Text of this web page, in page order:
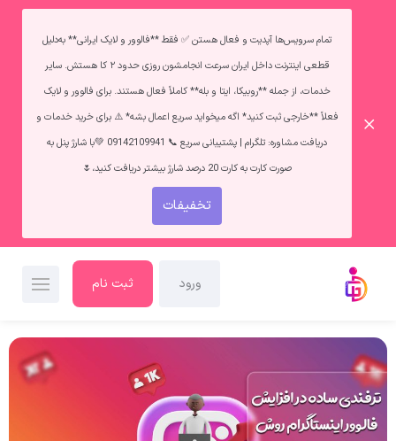
تمام سرویس‌ها آپدیت و فعال هستن ✅ فقط **فالوور و لایک ایرانی** به‌دلیل
قطعی اینترنت داخل ایران سرعت انجامشون روزی حدود ۲ کا هستش. سایر
خدمات، از جمله **روبیکا، ایتا و بله** کاملاً فعال هستند. برای فالوور و لایک
فعلاً **خارجی ثبت کنید* اگه میخواید سریع اعمال بشه* ⚠️ برای خرید خدمات و
دریافت مشاوره: تلگرام | پشتیبانی سریع 📞 09142109941 💚با شارژ پنل به
صورت کارت به کارت 20 درصد شارژ بیشتر دریافت کنید،🌷
تخفیفات
ورود ثبت نام